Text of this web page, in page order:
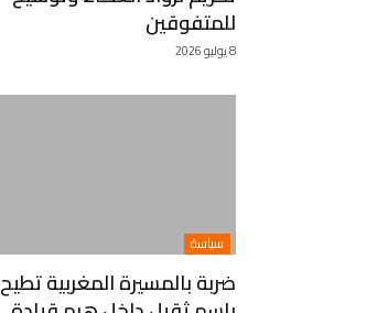
للمتفوقين
8 يوليو 2026
سياسة
ضربة بالمسيرة المغربية تطيح